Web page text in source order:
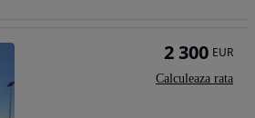
2 300 EUR
Calculeaza rata